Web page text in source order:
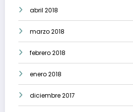
abril 2018
marzo 2018
febrero 2018
enero 2018
diciembre 2017